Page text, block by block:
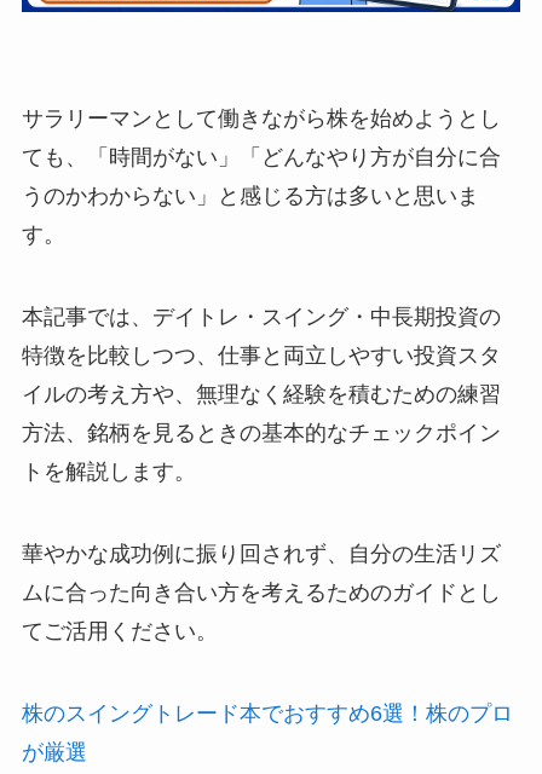
サラリーマンとして働きながら株を始めようとし
ても、「時間がない」「どんなやり方が自分に合
うのかわからない」と感じる方は多いと思いま
す。
本記事では、デイトレ・スイング・中長期投資の
特徴を比較しつつ、仕事と両立しやすい投資スタ
イルの考え方や、無理なく経験を積むための練習
方法、銘柄を見るときの基本的なチェックポイン
トを解説します。
華やかな成功例に振り回されず、自分の生活リズ
ムに合った向き合い方を考えるためのガイドとし
てご活用ください。
株のスイングトレード本でおすすめ6選！株のプロ
が厳選